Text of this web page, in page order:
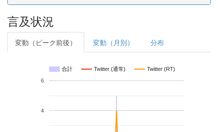
言及状況
変動（ピーク前後） 変動（月別） 分布
合計 Twitter (通常) Twitter (RT)
4
6